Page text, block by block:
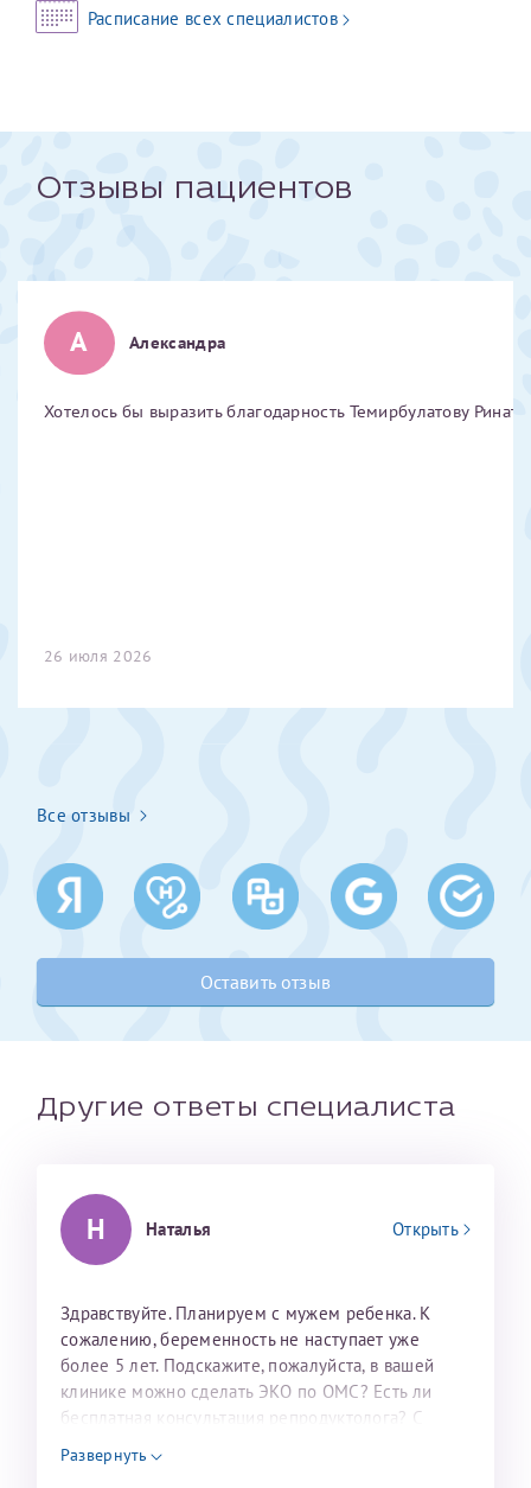
Расписание всех специалистов
Отзывы пациентов
А Александра
Хотелось бы выразить благодарность Темирбулатову
26 июля 2026
Все отзывы
Оставить отзыв
Александра
Хотелось бы выразить благодарность Темирбулатову
Другие ответы специалиста
Н Наталья Открыть
Здравствуйте. Планируем с мужем ребенка. К
сожалению, беременность не наступает уже
более 5 лет. Подскажите, пожалуйста, в вашей
клинике можно сделать ЭКО по ОМС? Есть ли
бесплатная консультация репродуктолога? С
уважением, Наталья Баранова.
Развернуть
ИНН Налогоплательщика*
За год/годы
2024
2025
налогоплательщика* (основной разворот с фотографией,